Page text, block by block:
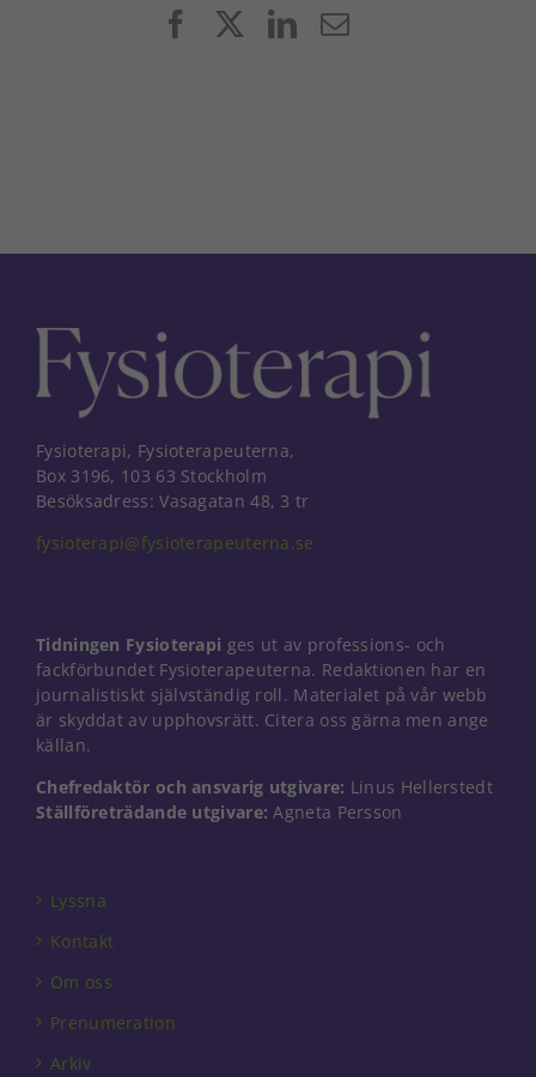
FacebookLinkedIn
E-
Fysioterapi, Fysioterapeuterna,
Box 3196, 103 63 Stockholm
Besöksadress: Vasagatan 48, 3 tr
fysioterapi@fysioterapeuterna.se
Tidningen Fysioterapi ges ut av professions- och
fackförbundet Fysioterapeuterna. Redaktionen har en
journalistiskt självständig roll. Materialet på vår webb
är skyddat av upphovsrätt. Citera oss gärna men ange
källan.
Chefredaktör och ansvarig utgivare: Linus Hellerstedt
Ställföreträdande utgivare: Agneta Persson
Lyssna
Kontakt
Om oss
Prenumeration
Arkiv
Dessa kakor
går inte att
välja bort. De
behövs för
att hemsidan
taget ska
fungera.